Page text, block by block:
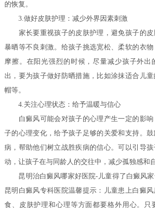
的恢复。
3.做好皮肤护理：减少外界因素刺激
家长要重视孩子的皮肤护理，避免孩子的皮
暴晒等不良刺激。给孩子挑选宽松、柔软的衣
摩擦。在阳光强烈的时候，尽量减少孩子外出
出，要为孩子做好防晒措施，比如涂抹适合儿
帽等。
4.关注心理状态：给予温暖与信心
白癜风可能会对孩子的心理产生一定的影响
子的心理变化，给予孩子足够的关爱和支持。
病，帮助他们树立战胜疾病的信心。可以引导
动，让孩子在与同龄人的交往中，减少孤独感和
昆明治白癜风哪家好医院-儿童得了白癜风家
昆明白癜风专科医院温馨提示：儿童患上白癜
食、皮肤护理和心理等方面都要格外用心。只